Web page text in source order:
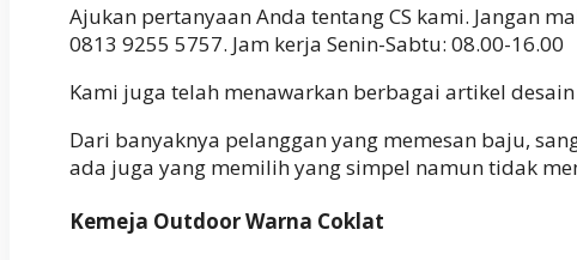
Ajukan pertanyaan Anda tentang CS kami. Jangan
0813 9255 5757. Jam kerja Senin-Sabtu: 08.00-16.00
Kami juga telah menawarkan berbagai artikel
Dari banyaknya pelanggan yang memesan baju,
ada juga yang memilih yang simpel namun tidak
Kemeja Outdoor Warna Coklat